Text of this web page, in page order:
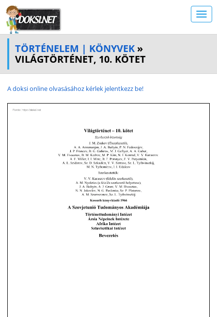
TÖRTÉNELEM | KÖNYVEK »
VILÁGTÖRTÉNET, 10. KÖTET
A doksi online olvasásához kérlek jelentkezz be!